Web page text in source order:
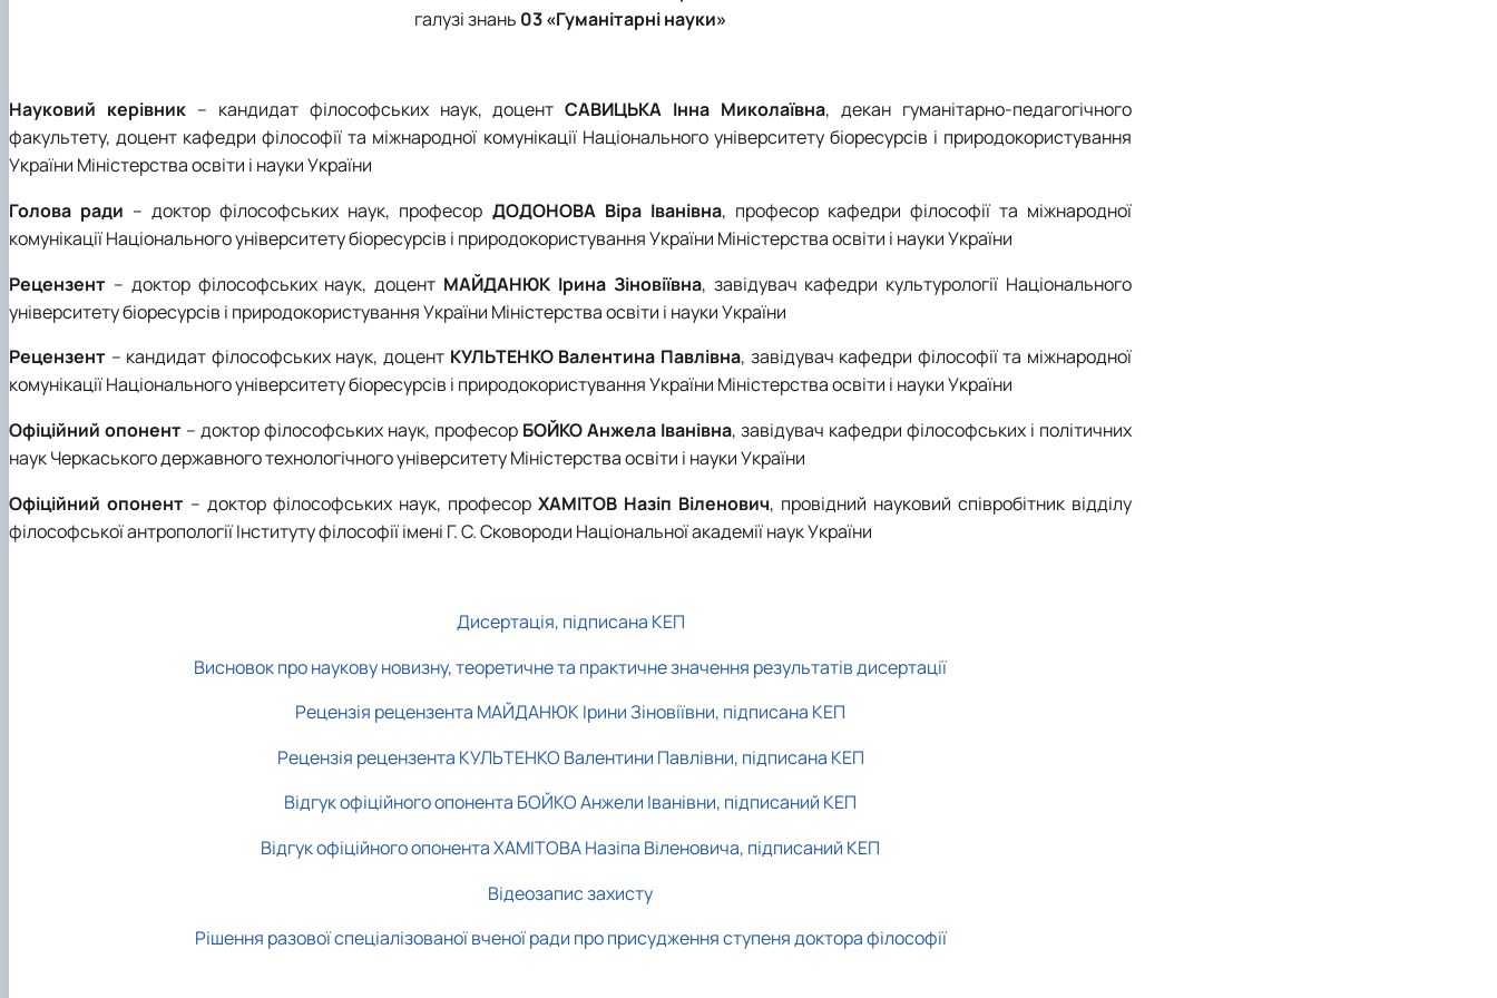
галузі знань 03 «Гуманітарні науки»
Науковий керівник – кандидат філософських наук, доцентСАВИЦЬКА Інна Миколаївна, декан гуманітарно-педагогічного
факультету, доцент кафедри філософії та міжнародної комунікації Національного університету біоресурсів і природокористування
України Міністерства освіти і науки України
Голова ради – доктор філософських наук, професор ДОДОНОВА Віра Іванівна, професор кафедри філософії та міжнародної
комунікації Національного університету біоресурсів і природокористування України Міністерства освіти і науки України
Рецензент – доктор філософських наук, доцент МАЙДАНЮК Ірина Зіновіївна, завідувач кафедри культурології Національного
університету біоресурсів і природокористування України Міністерства освіти і науки України
Рецензент – кандидат філософських наук, доцент КУЛЬТЕНКО Валентина Павлівна, завідувач кафедри філософії та міжнародної
комунікації Національного університету біоресурсів і природокористування України Міністерства освіти і науки України
Офіційний опонент – доктор філософських наук, професор БОЙКО Анжела Іванівна, завідувач кафедри філософських і політичних
наук Черкаського державного технологічного університету Міністерства освіти і науки України
Офіційний опонент – доктор філософських наук, професор ХАМІТОВ Назіп Віленович, провідний науковий співробітник відділу
філософської антропології Інституту філософії імені Г. С. Сковороди Національної академії наук України
Дисертація, підписана КЕП
Висновок про наукову новизну, теоретичне та практичне значення результатів дисертації
Рецензія рецензента МАЙДАНЮК Ірини Зіновіївни, підписана КЕП
Рецензія рецензента КУЛЬТЕНКО Валентини Павлівни, підписана КЕП
Відгук офіційного опонента БОЙКО Анжели Іванівни, підписаний КЕП
Відгук офіційного опонента ХАМІТОВА Назіпа Віленовича, підписаний КЕП
Відеозапис захисту
Рішення разової спеціалізованої вченої ради про присудження ступеня доктора філософії